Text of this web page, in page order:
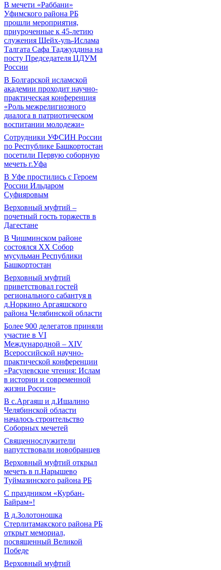
В мечети «Раббани»
Уфимского района РБ
прошли мероприятия,
приуроченные к 45-летию
служения Шейх-уль-Ислама
Талгата Сафа Таджуддина на
посту Председателя ЦДУМ
России
В Болгарской исламской
академии проходит научно-
практическая конференция
«Роль межрелигиозного
диалога в патриотическом
воспитании молодежи»
Сотрудники УФСИН России
по Республике Башкортостан
посетили Первую соборную
мечеть г.Уфа
В Уфе простились с Героем
России Ильдаром
Суфияровым
Верховный муфтий –
почетный гость торжеств в
Дагестане
В Чишминском районе
состоялся XX Собор
мусульман Республики
Башкортостан
Верховный муфтий
приветствовал гостей
регионального сабантуя в
д.Норкино Аргаяшского
района Челябинской области
Более 900 делегатов приняли
участие в VI
Международной – ХIV
Всероссийской научно-
практической конференции
«Расулевские чтения: Ислам
в истории и современной
жизни России»
В с.Аргаяш и д.Ишалино
Челябинской области
началось строительство
Соборных мечетей
Священнослужители
напутствовали новобранцев
Верховный муфтий открыл
мечеть в п.Нарышево
Туймазинского района РБ
С праздником «Курбан-
Байрам»!
В д.Золотоношка
Стерлитамакского района РБ
открыт мемориал,
посвященный Великой
Победе
Верховный муфтий